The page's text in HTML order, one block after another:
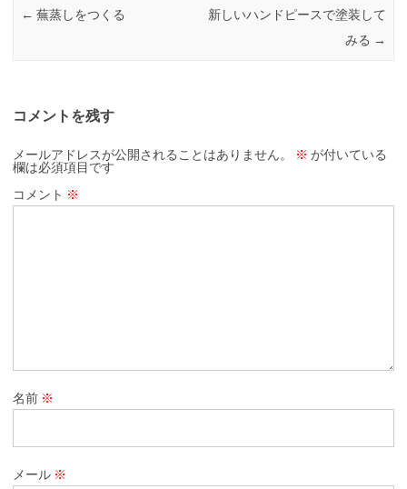
← 蕪蒸しをつくる
新しいハンドピースで塗装して
みる →
コメントを残す
メールアドレスが公開されることはありません。 ※ が付いている
欄は必須項目です
コメント ※
名前 ※
メール ※